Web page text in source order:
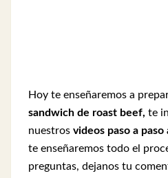
Hoy te enseñaremos a
sandwich de roast beef, te
nuestros videos paso a
te enseñaremos todo el
preguntas, dejanos tu